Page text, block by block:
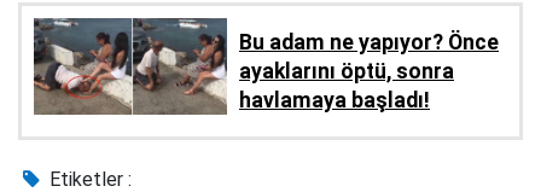
Bu adam ne yapıyor? Önce
ayaklarını öptü, sonra
havlamaya başladı!
Etiketler :